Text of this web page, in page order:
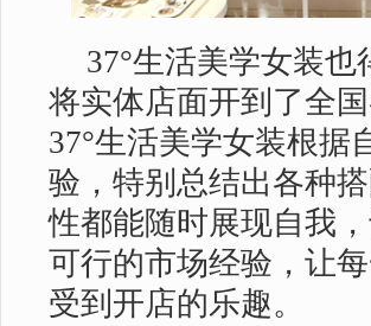
37°生活美学女装
将实体店面开到了全
37°生活美学女装根据
验，特别总结出各种
性都能随时展现自我
可行的市场经验，让
受到开店的乐趣。